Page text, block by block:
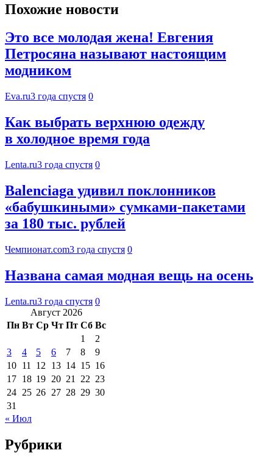
Похожие новости
Это все молодая жена! Евгения
Петросяна называют настоящим
модником
Eva.ru3 года спустя 0
Как выбрать верхнюю одежду
в холодное время года
Lenta.ru3 года спустя 0
Balenciaga удивил поклонников
«бабушкиными» сумками-пакетами
за 180 тыс. рублей
Чемпионат.com3 года спустя 0
Названа самая модная вещь на осень
Lenta.ru3 года спустя 0
Август 2026
Пн Вт Ср Чт Пт Сб Вс
1
2
3
4 5 6 7 8
9
10 11 12 13 14 15 16
17 18 19 20 21 22 23
24 25 26 27 28 29 30
31
« Июл
Рубрики